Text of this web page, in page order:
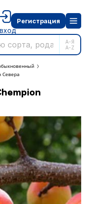
А-Я
A-Z
вход
Регистрация
Севера